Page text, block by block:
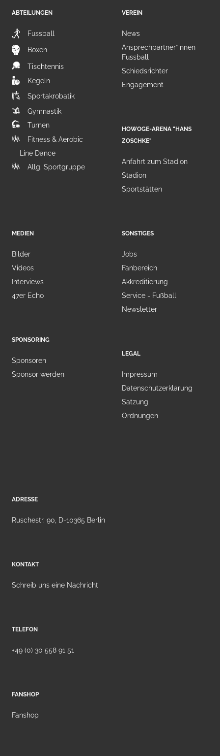
ABTEILUNGEN
Fussball
Boxen
Tischtennis
Kegeln
Sportakrobatik
Gymnastik
Turnen
Fitness & Aerobic
Line Dance
Allg. Sportgruppe
VEREIN
News
Ansprechpartner*innen
Fussball
Schiedsrichter
Engagement
HOWOGE-ARENA "HANS
ZOSCHKE"
Anfahrt zum Stadion
Stadion
Sportstätten
MEDIEN
Bilder
Videos
Interviews
47er Echo
SPONSORING
Sponsoren
Sponsor werden
SONSTIGES
Jobs
Fanbereich
Akkreditierung
Service - Fußball
Newsletter
LEGAL
Impressum
Datenschutzerklärung
Satzung
Ordnungen
ADRESSE
Ruschestr. 90, D-10365 Berlin
KONTAKT
Schreib uns eine Nachricht
TELEFON
+49 (0) 30 558 91 51
FANSHOP
Fanshop